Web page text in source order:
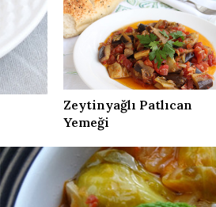
Zeytinyağlı Patlıcan
Yemeği